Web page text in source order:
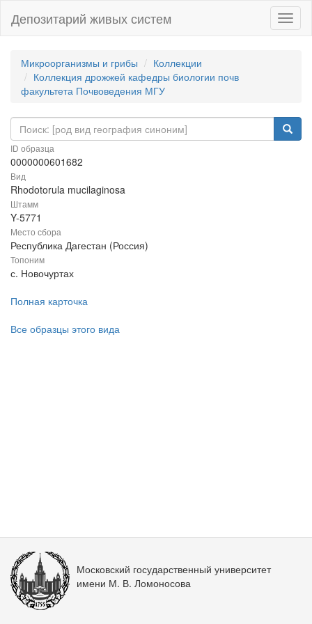
Депозитарий живых систем
Микроорганизмы и грибы
Коллекции
Коллекция дрожжей кафедры биологии почв
факультета Почвоведения МГУ
ID образца
0000000601682
Вид
Rhodotorula mucilaginosa
Штамм
Y-5771
Место сбора
Республика Дагестан (Россия)
Топоним
с. Новочуртах
Полная карточка
Все образцы этого вида
Московский государственный университет
имени М. В. Ломоносова